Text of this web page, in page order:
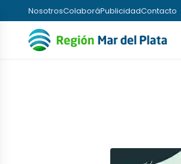
NosotrosColaboráPublicidadContacto